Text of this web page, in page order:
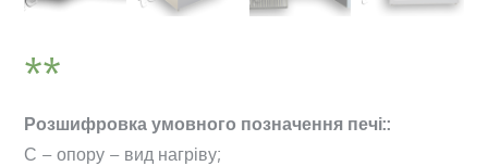
Розшифровка умовного позначення печі::
С – опору – вид нагріву;